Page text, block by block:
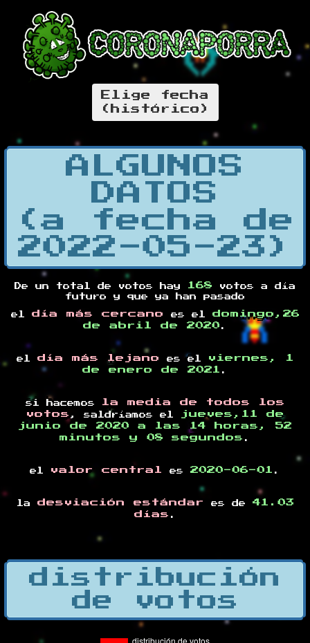
Elige fecha
(histórico)
ALGUNOS
DATOS
(a fecha de
2022-05-23)
De un total de votos hay 168 votos a día
futuro y que ya han pasado
el día más cercano es el domingo,26
de abril de 2020 .
el día más lejano es el
viernes, 1
de enero de 2021 .
si hacemos
la media de todos los
votos , saldríamos el
jueves,11 de
junio de 2020 a las 14 horas, 52
minutos y 08 segundos .
el valor central es 2020-06-01 .
la desviación estándar es de 41.03
días .
distribución
de votos